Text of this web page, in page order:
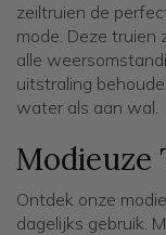
zeiltruien de
mode. Deze
alle
uitstraling
water als aan wal.
Modieuze
Ontdek onze
dagelijks gebruik.